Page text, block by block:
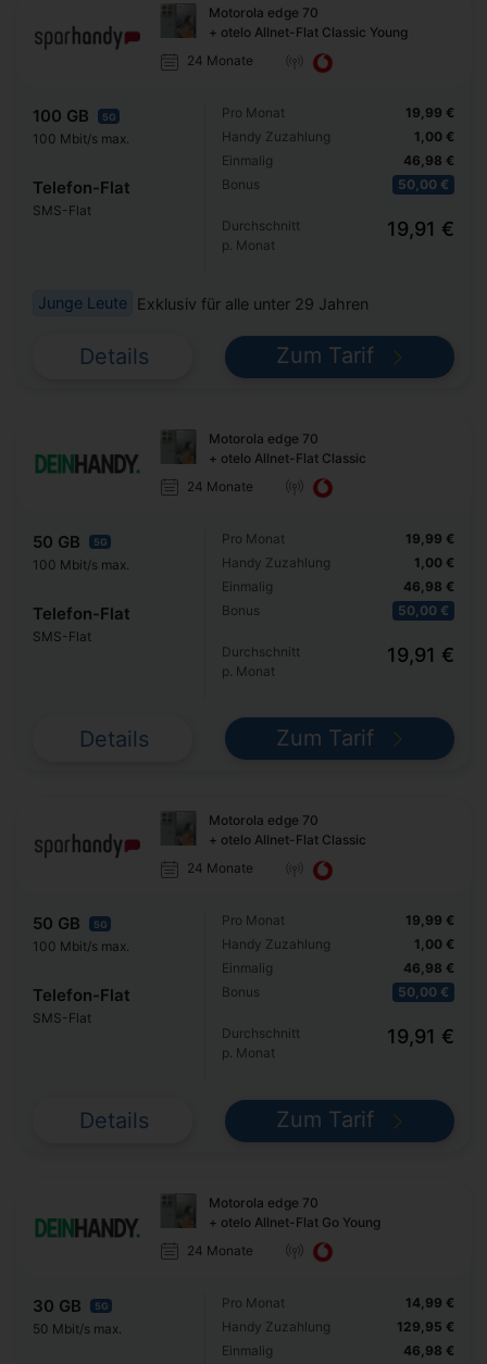
Motorola edge 70
+ otelo Allnet-Flat Classic Young
24 Monate
100 GB 5G
100 Mbit/s max.
Telefon-Flat
SMS-Flat
Pro Monat
Handy Zuzahlung
Einmalig
Bonus
19,99 €
1,00 €
46,98 €
50,00 €
Durchschnitt
p. Monat
19,91 €
Junge Leute Exklusiv für alle unter 29 Jahren
Details Zum Tarif
Motorola edge 70
+ otelo Allnet-Flat Classic
24 Monate
50 GB 5G
100 Mbit/s max.
Telefon-Flat
SMS-Flat
Pro Monat
Handy Zuzahlung
Einmalig
Bonus
19,99 €
1,00 €
46,98 €
50,00 €
Durchschnitt
p. Monat
19,91 €
Details Zum Tarif
Motorola edge 70
+ otelo Allnet-Flat Classic
24 Monate
50 GB 5G
100 Mbit/s max.
Telefon-Flat
SMS-Flat
Pro Monat
Handy Zuzahlung
Einmalig
Bonus
19,99 €
1,00 €
46,98 €
50,00 €
Durchschnitt
p. Monat
19,91 €
Details Zum Tarif
Motorola edge 70
+ otelo Allnet-Flat Go Young
24 Monate
30 GB 5G
50 Mbit/s max.
Pro Monat
Handy Zuzahlung
Einmalig
14,99 €
129,95 €
46,98 €